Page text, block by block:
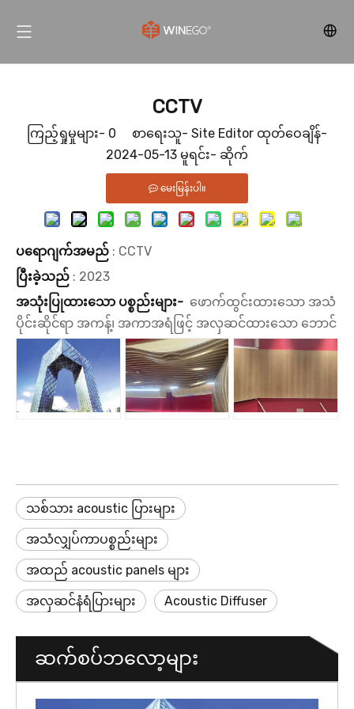
CCTV
ကြည့်ရှုမှုများ- 0 စာရေးသူ- Site Editor ထုတ်ဝေချိန်-
2024-05-13 မူရင်း- ဆိုက်
မေးမြန်းပါ။
ပရောဂျက်အမည် : CCTV
ပြီးခဲ့သည် : 2023
အသုံးပြုထားသော ပစ္စည်းများ- ဖောက်ထွင်းထားသော အသံ
ပိုင်းဆိုင်ရာ အကန့်၊ အကာအရံဖြင့် အလှဆင်ထားသော ဘောင်
သစ်သား acoustic ပြားများ
အသံလျှပ်ကာပစ္စည်းများ
အထည် acoustic panels များ
အလှဆင်နံရံပြားများ Acoustic Diffuser
ဆက်စပ်ဘလော့များ